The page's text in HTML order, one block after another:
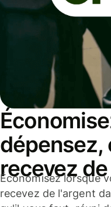
dépensez,
recevez
Économisez lorsque
recevez de l'argent